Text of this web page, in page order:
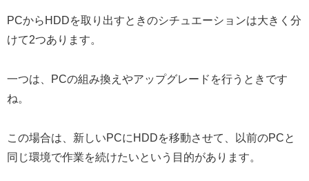
PCからHDDを取り出すときのシチュエーションは大きく分
けて2つあります。
一つは、PCの組み換えやアップグレードを行うときです
ね。
この場合は、新しいPCにHDDを移動させて、以前のPCと
同じ環境で作業を続けたいという目的があります。